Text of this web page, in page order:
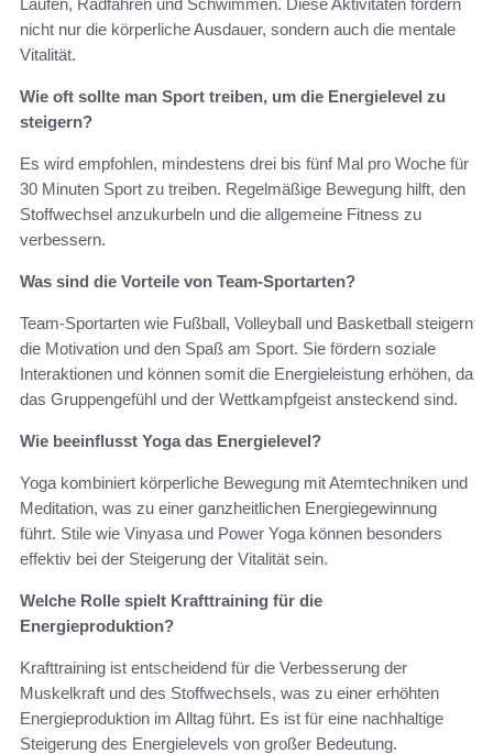
nicht nur die körperliche Ausdauer, sondern auch die mentale
Vitalität.
Wie oft sollte man Sport treiben, um die Energielevel zu
steigern?
Es wird empfohlen, mindestens drei bis fünf Mal pro Woche für
30 Minuten Sport zu treiben. Regelmäßige Bewegung hilft, den
Stoffwechsel anzukurbeln und die allgemeine Fitness zu
verbessern.
Was sind die Vorteile von Team-Sportarten?
Team-Sportarten wie Fußball, Volleyball und Basketball steigern
die Motivation und den Spaß am Sport. Sie fördern soziale
Interaktionen und können somit die Energieleistung erhöhen, da
das Gruppengefühl und der Wettkampfgeist ansteckend sind.
Wie beeinflusst Yoga das Energielevel?
Yoga kombiniert körperliche Bewegung mit Atemtechniken und
Meditation, was zu einer ganzheitlichen Energiegewinnung
führt. Stile wie Vinyasa und Power Yoga können besonders
effektiv bei der Steigerung der Vitalität sein.
Welche Rolle spielt Krafttraining für die
Energieproduktion?
Krafttraining ist entscheidend für die Verbesserung der
Muskelkraft und des Stoffwechsels, was zu einer erhöhten
Energieproduktion im Alltag führt. Es ist für eine nachhaltige
Steigerung des Energielevels von großer Bedeutung.